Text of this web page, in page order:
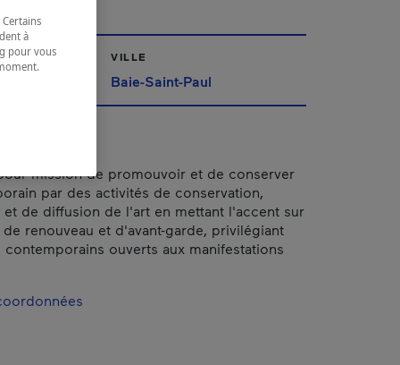
VILLE
Baie-Saint-Paul
mission de promouvoir et de conserver
par des activités de conservation,
de diffusion de l'art en mettant l'accent sur
renouveau et d'avant-garde, privilégiant
contemporains ouverts aux manifestations
à
pour vous